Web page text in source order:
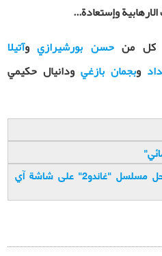
وإستعادة...
كل منحسن بورشيرازيوآتيلا
وبجمان بازغي ودانيال حكيمي
بالفيديو: الليلة.."سمائي" يحل محل مسلسل "غاندو2" على شاشة آي